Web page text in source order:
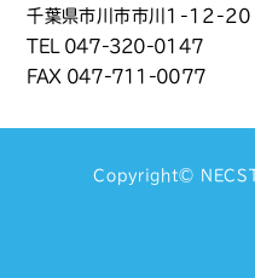
千葉県市川市市川1-12-20
TEL 047-320-0147
FAX 047-711-0077
Copyright© NECST